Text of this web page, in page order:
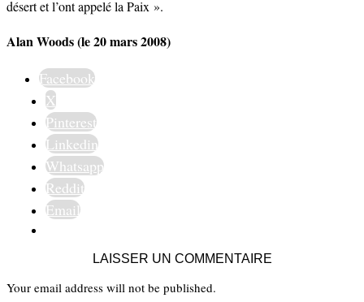
désert et l’ont appelé la Paix ».
Alan Woods (le 20 mars 2008)
Facebook
X
Pinterest
Linkedin
Whatsapp
Reddit
Email
LAISSER UN COMMENTAIRE
Your email address will not be published.